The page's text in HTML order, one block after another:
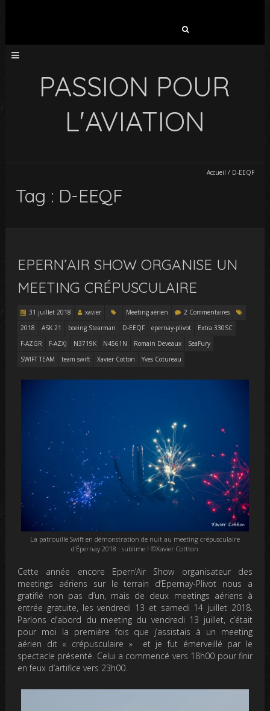
PASSION POUR
L'AVIATION
Accueil / D-EEQF
Tag : D-EEQF
EPERN’AIR SHOW ORGANISE UN
MEETING CRÉPUSCULAIRE
31 juillet 2018 xavier Meeting aérien
2 Commentaires
2018
ASK 21 boeing Stearman D-EEQF epernay-plivot
Extra 330SC
F-AZGR
F-AZXJ N3719K N4561N Romain Deveaux
SeaFury
SWIFT TEAM
team swift Xavier Cotton Yves Cotureau
La patrouille Swift en démonstration de nuit au meeting crépusculaire
d’Épernay 2018 : sublime ! ©Xavier Cottton
Cette année encore Epern’Air Show organisateur des
meetings aériens sur le terrain d’Epernay-Plivot nous a
gratifié non pas d’un, mais de deux meetings aériens à
entrée gratuite, les vendredi 13 et samedi 14 juillet 2018.
Parlons d’abord du meeting du vendredi 13 juillet, c’était
pour moi la première fois que j’assistais à un meeting
aérien dit « crépusculaire » et je fut émerveillé par le
spectacle présenté. Celui a commencé vers 18h00 pour finir
en feux d’artifice vers 23h00.